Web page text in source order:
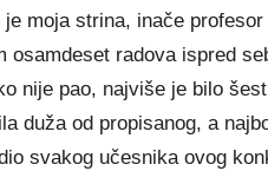
moja strina, inače
osamdeset radova ispred
nije pao, najviše je bilo
duža od propisanog, a
svakog učesnika ovog